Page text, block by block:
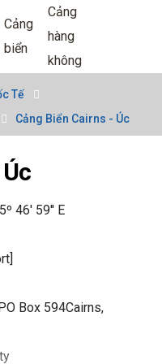
Cảng
biển
Cảng
hàng
không
Tế
Cảng Biển Cairns - Úc
46' 59'' E
Box 594Cairns,